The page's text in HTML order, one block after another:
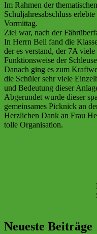
Im Rahmen der
Schuljahresabschluss
Vormittag.
Ziel war, nach der
In Herrn Beil fand die
der es verstand, der 7A
Funktionsweise der
Danach ging es zum
die Schüler sehr viele
und Bedeutung dieser
Abgerundet wurde dieser
gemeinsames Picknick an
Herzlichen Dank an Frau
tolle Organisation.
Neueste Beiträge